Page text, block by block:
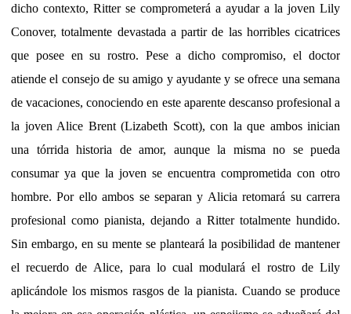
dicho contexto, Ritter se comprometerá a ayudar a la joven Lily
Conover, totalmente devastada a partir de las horribles cicatrices
que posee en su rostro. Pese a dicho compromiso, el doctor
atiende el consejo de su amigo y ayudante y se ofrece una semana
de vacaciones, conociendo en este aparente descanso profesional a
la joven Alice Brent (Lizabeth Scott), con la que ambos inician
una tórrida historia de amor, aunque la misma no se pueda
consumar ya que la joven se encuentra comprometida con otro
hombre. Por ello ambos se separan y Alicia retomará su carrera
profesional como pianista, dejando a Ritter totalmente hundido.
Sin embargo, en su mente se planteará la posibilidad de mantener
el recuerdo de Alice, para lo cual modulará el rostro de Lily
aplicándole los mismos rasgos de la pianista. Cuando se produce